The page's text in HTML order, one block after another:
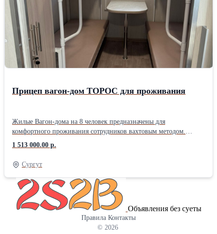
дисками. * Использование импортных гидроцилиндров и
поворотных кругов.
Прицеп вагон-дом ТОРОС для проживания
Жилые Вагон-дома на 8 человек предназначены для
комфортного проживания сотрудников вахтовым методом.
Технология укладки слоев утеплителя обеспечивает комфортные
условия для проживания в суровом климате (от -60 ⁰С до +40
⁰С). Также наши вагоны отличаются высокой надежностью
благодаря прочной металлоконструкции, которая рассчитана на
кручения и изгибы при езде в условиях бездорожья. Вход в
вагон-дом через обогреваемый тамбур с вешалкой для верхней
одежды и полкой обуви. Далее идет общее помещение, где
имеется: мойка, полка для умывальных принадлежностей, 4
стула, обеденный стол. Здесь сотрудники вашей компании могут
хранить и готовить еду, обсудить рабочие нюансы и поработать
1 513 000.00 р.
Сургут
Объявления без суеты
Правила Контакты
© 2026